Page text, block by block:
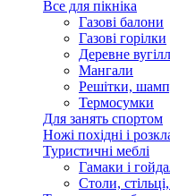
Все для пікніка
Газові балони
Газові горілки
Деревне
Мангали
Решітки,
Термосумки
Для занять спортом
Ножі похідні і
Туристичні меблі
Гамаки і
Столи,